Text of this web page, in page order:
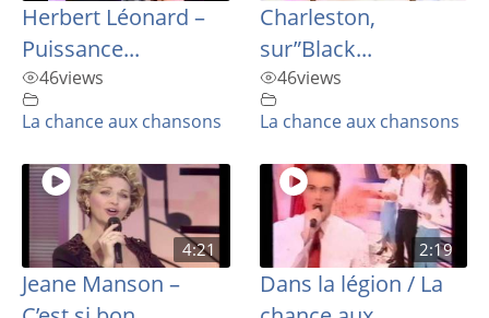
Herbert Léonard –
Puissance...
46views
La chance aux chansons
Charleston,
sur”Black...
46views
La chance aux chansons
4:21
Jeane Manson –
2:19
Dans la légion / La